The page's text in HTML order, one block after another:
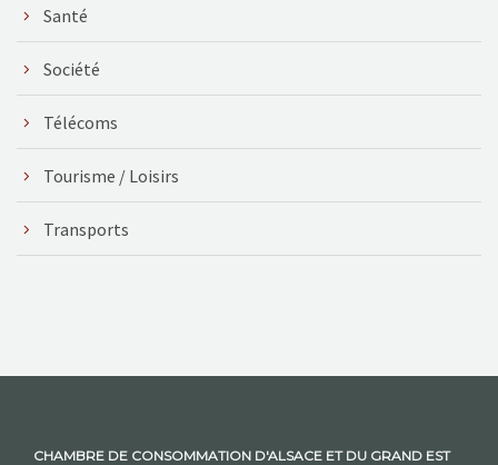
Santé
Société
Télécoms
Tourisme / Loisirs
Transports
CHAMBRE DE CONSOMMATION D'ALSACE ET DU GRAND EST